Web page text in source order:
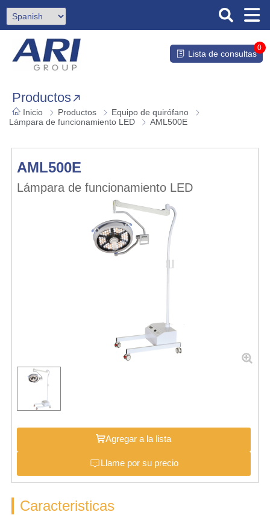
Lista de consultas
0
Productos
Inicio Productos
Equipo de quirófano
Lámpara de funcionamiento LED
AML500E
AML500E
Lámpara de funcionamiento LED
Agregar a la lista
Llame por su precio
Caracteristicas